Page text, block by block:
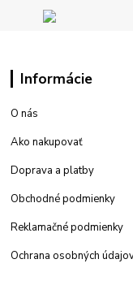
Informácie
O nás
Ako nakupovať
Doprava a platby
Obchodné podmienky
Reklamačné podmienky
Ochrana osobných